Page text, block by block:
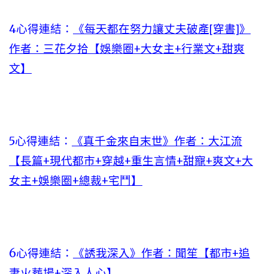
4心得連結：
《每天都在努力讓丈夫破產[穿書]》
作者：三花夕拾【娛樂圈+大女主+行業文+甜爽
文】
5心得連結：
《真千金來自末世》作者：大江流
【長篇+現代都市+穿越+重生言情+甜寵+爽文+大
女主+娛樂圈+總裁+宅鬥】
6心得連結：
《誘我深入》作者：聞笙【都市+追